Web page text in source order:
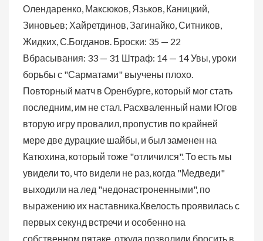
Олендаренко, Максюков, Язьков, Каницкий,
Зиновьев; Хайретдинов, Загинайко, Ситников,
Жидких, С.Богданов. Броски: 35 — 22
Вбрасывания: 33 — 31 Штраф: 14 — 14 Увы, уроки
борьбы с "Сарматами" выучены плохо.
Повторный матч в Оренбурге, который мог стать
последним, им не стал. Расхваленный нами Югов
вторую игру провалил, пропустив по крайней
мере две дурацкие шайбы, и был заменен на
Катюхина, который тоже "отличился". То есть мы
увидели то, что видели не раз, когда "Медведи"
выходили на лед "недонастроненными", по
выражению их наставника.Квелость проявилась с
первых секунд встречи и особенно на
собственном пятаке, откуда позволили бросить в